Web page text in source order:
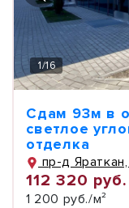
1/16
Сдам 93м в
светлое
отделка
пр-д
112 320 руб.
1 200 руб./м²